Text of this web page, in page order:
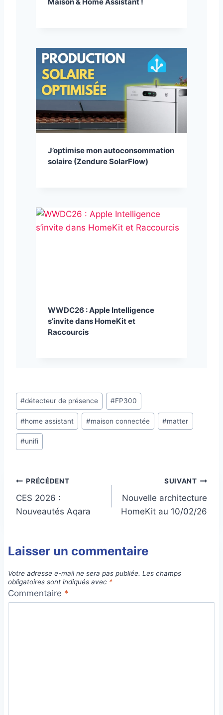
J’optimise mon autoconsommation
solaire (Zendure SolarFlow)
WWDC26 : Apple Intelligence
s’invite dans HomeKit et
Raccourcis
Étiquettes
de
la
publication :
#détecteur de présence #FP300
#home assistant #maison connectée #matter
#unifi
Navigation
de
PRÉCÉDENT
CES 2026 :
Nouveautés Aqara
SUIVANT
Nouvelle architecture
HomeKit au 10/02/26
Laisser un commentaire
Votre adresse e-mail ne sera pas publiée. Les champs
obligatoires sont indiqués avec *
Commentaire *